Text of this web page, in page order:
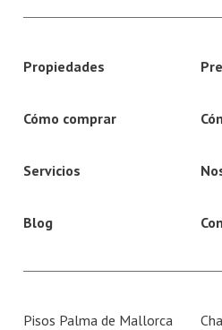
Propiedades
Cómo comprar
Servicios
Blog
Pisos Palma de Mallorca